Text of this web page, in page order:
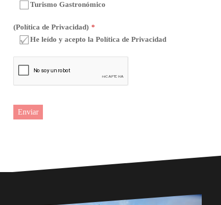
Turismo Gastronómico
(Política de Privacidad) *
He leído y acepto la Política de Privacidad
Enviar